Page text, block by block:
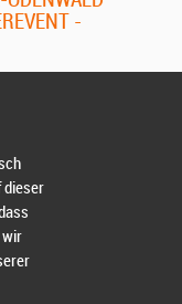
- W
dieser
wir